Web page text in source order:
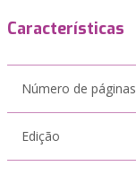
Características
Número de páginas
Edição